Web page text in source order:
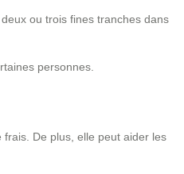
ou trois fines tranches dans
personnes.
De plus, elle peut aider les